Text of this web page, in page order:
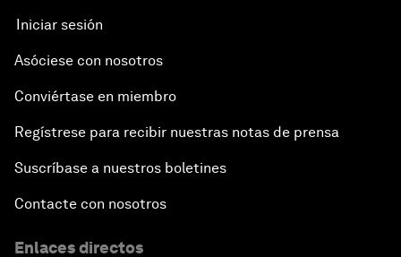
Iniciar sesión
Asóciese con nosotros
Conviértase en miembro
Regístrese para recibir nuestras notas de prensa
Suscríbase a nuestros boletines
Contacte con nosotros
Enlaces directos